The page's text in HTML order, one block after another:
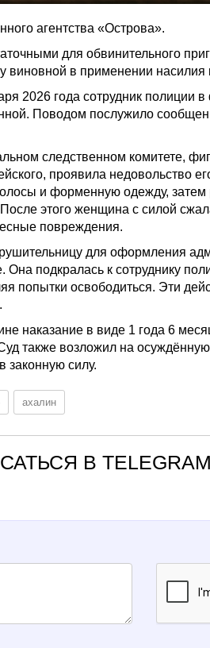
агентства «Острова».
для обвинительного
в применении насилия
2026 года сотрудник
Поводом послужило
следственном комитете,
проявила недовольство
и форменную одежду, затем
этого женщина с силой
повреждения.
для оформления
подкралась к сотруднику
попытки освободиться. Эти
наказание в виде 1 года 6
также возложил на
законную силу.
ахалин
В TELEGRAM